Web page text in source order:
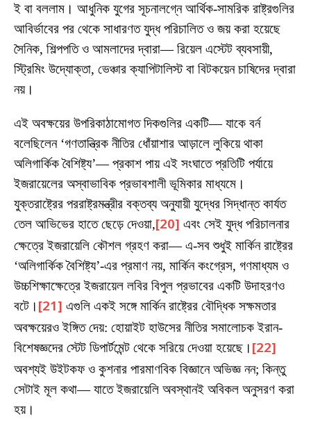
ই বা বললাম। আধুনিক যুগের সূচনালগ্নে আর্থিক-সামরিক রাষ্ট্রগুলির
আবির্ভাবের পর থেকে সাধারণত যুদ্ধ পরিচালিত ও জয় করা হয়েছে
সৈনিক, শিল্পপতি ও আমলাদের দ্বারা— রিয়েল এস্টেট ব্যবসায়ী,
স্ট্রিমিং উদ্যোক্তা, ভেঞ্চার ক্যাপিটালিস্ট বা বিটকয়েন চাষিদের দ্বারা
নয়।
এই অবক্ষয়ের উপরিকাঠামোগত দিকগুলির একটি— যাকে বর্ন
বলেছিলেন ‘গণতান্ত্রিক নীতির ধোঁয়াশার আড়ালে লুকিয়ে থাকা
অলিগার্কিক বৈশিষ্ট্য’— প্রকাশ পায় এই সংঘাতে প্রতিটি পর্যায়ে
ইজরায়েলের অস্বাভাবিক প্রভাবশালী ভূমিকার মাধ্যমে।
যুক্তরাষ্ট্রের পররাষ্ট্রমন্ত্রীর বক্তব্য অনুযায়ী যুদ্ধের সিদ্ধান্ত কার্যত
তেল আভিভের হাতে ছেড়ে দেওয়া,[20] এবং সেই যুদ্ধ পরিচালনার
ক্ষেত্রে ইজরায়েলি কৌশল গ্রহণ করা— এ-সব শুধুই মার্কিন রাষ্ট্রের
‘অলিগার্কিক বৈশিষ্ট্য’-এর প্রমাণ নয়, মার্কিন কংগ্রেস, গণমাধ্যম ও
উচ্চশিক্ষাক্ষেত্রে ইজরায়েল লবির বিপুল প্রভাবের একটি উদাহরণও
বটে। [21] এগুলি একই সঙ্গে মার্কিন রাষ্ট্রের বৌদ্ধিক সক্ষমতার
অবক্ষয়েরও ইঙ্গিত দেয়: হোয়াইট হাউসের নীতির সমালোচক ইরান-
বিশেষজ্ঞদের স্টেট ডিপার্টমেন্ট থেকে সরিয়ে দেওয়া হয়েছে। [22]
অবশ্যই উইটকফ ও কুশনার পারমাণবিক বিজ্ঞানে অভিজ্ঞ নন; কিন্তু
সেটাই মূল কথা— যাতে ইজরায়েলি অবস্থানই অবিকল অনুসরণ করা
হয়।